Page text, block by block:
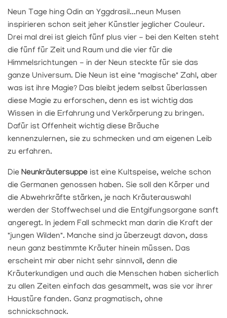
Neun Tage hing Odin an Yggdrasil...neun Musen
inspirieren schon seit jeher Künstler jeglicher Couleur.
Drei mal drei ist gleich fünf plus vier - bei den Kelten steht
die fünf für Zeit und Raum und die vier für die
Himmelsrichtungen - in der Neun steckte für sie das
ganze Universum. Die Neun ist eine "magische" Zahl, aber
was ist ihre Magie? Das bleibt jedem selbst überlassen
diese Magie zu erforschen, denn es ist wichtig das
Wissen in die Erfahrung und Verkörperung zu bringen.
Dafür ist Offenheit wichtig diese Bräuche
kennenzulernen, sie zu schmecken und am eigenen Leib
zu erfahren.
Die Neunkräutersuppe ist eine Kultspeise, welche schon
die Germanen genossen haben. Sie soll den Körper und
die Abwehrkräfte stärken, je nach Kräuterauswahl
werden der Stoffwechsel und die Entgifungsorgane sanft
angeregt. In jedem Fall schmeckt man darin die Kraft der
"jungen Wilden". Manche sind ja überzeugt davon, dass
neun ganz bestimmte Kräuter hinein müssen. Das
erscheint mir aber nicht sehr sinnvoll, denn die
Kräuterkundigen und auch die Menschen haben sicherlich
zu allen Zeiten einfach das gesammelt, was sie vor ihrer
Haustüre fanden. Ganz pragmatisch, ohne
schnickschnack.